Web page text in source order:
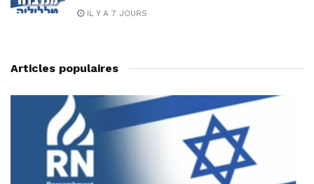
IL Y A 7 JOURS
Articles populaires